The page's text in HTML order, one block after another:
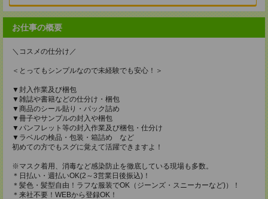
お仕事の概要
＼コスメの仕分け／
＜とってもシンプルなので未経験でも安心！＞
▼封入作業及び梱包
▼雑誌や書籍などの仕分け・梱包
▼商品のシール貼り・パック詰め
▼冊子やサンプルの封入や梱包
▼パンフレット等の封入作業及び梱包・仕分け
▼ラベルの検品・包装・箱詰め など
初めての方でもスグに覚えて活躍できますよ！
※マスク着用、消毒など感染防止を徹底している現場も多数。
＊日払い・週払いOK(2～3営業日後振込)！
＊髪色・髪型自由！ラフな服装でOK（ジーンズ・スニーカーなど)）！
＊来社不要！WEBから登録OK！